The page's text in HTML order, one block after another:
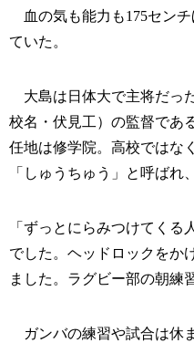
血の気も能力も175セン
ていた。
大島は日体大で主将だっ
校名・伏見工）の監督であ
任地は修学院。高校ではな
「しゅうちゅう」と呼ばれ
「ずっとにらみつけてく
でした。ヘッドロックをか
ました。ラグビー部の朝練
ガンバの練習や試合は休